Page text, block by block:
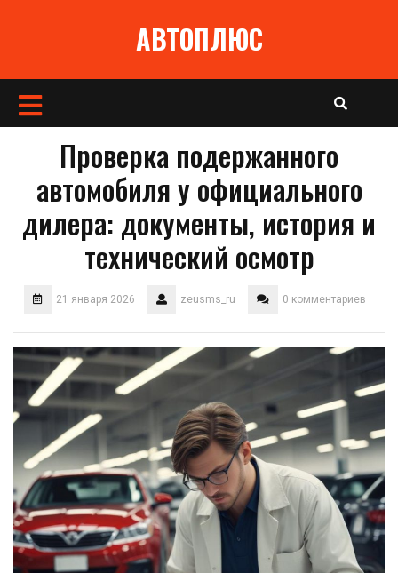
АВТОПЛЮС
Кнопка
Открыть
Проверка подержанного
автомобиля у официального
дилера: документы, история и
технический осмотр
21 января 2026 zeusms_ru 0 комментариев